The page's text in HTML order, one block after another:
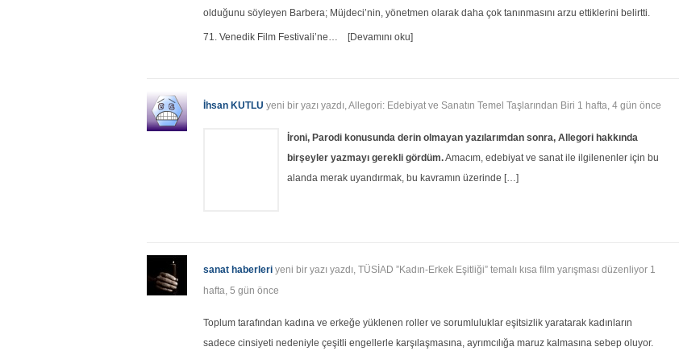
olduğunu söyleyen Barbera; Müjdeci’nin, yönetmen olarak daha çok tanınmasını arzu ettiklerini belirtti.
71. Venedik Film Festivali’ne… [Devamını oku]
İhsan KUTLU yeni bir yazı yazdı, Allegori: Edebiyat ve Sanatın Temel Taşlarından Biri 1 hafta, 4 gün önce
İroni, Parodi konusunda derin olmayan yazılarımdan sonra, Allegori hakkında
birşeyler yazmayı gerekli gördüm.Amacım, edebiyat ve sanat ile ilgilenenler için bu
alanda merak uyandırmak, bu kavramın üzerinde […]
sanat haberleri yeni bir yazı yazdı, TÜSİAD ”Kadın-Erkek Eşitliği” temalı kısa film yarışması düzenliyor 1
hafta, 5 gün önce
Toplum tarafından kadına ve erkeğe yüklenen roller ve sorumluluklar eşitsizlik yaratarak kadınların
sadece cinsiyeti nedeniyle çeşitli engellerle karşılaşmasına, ayrımcılığa maruz kalmasına sebep oluyor.